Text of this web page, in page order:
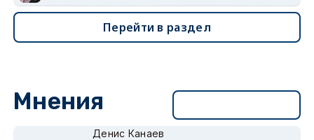
Перейти в раздел
Мнения
Денис Канаев